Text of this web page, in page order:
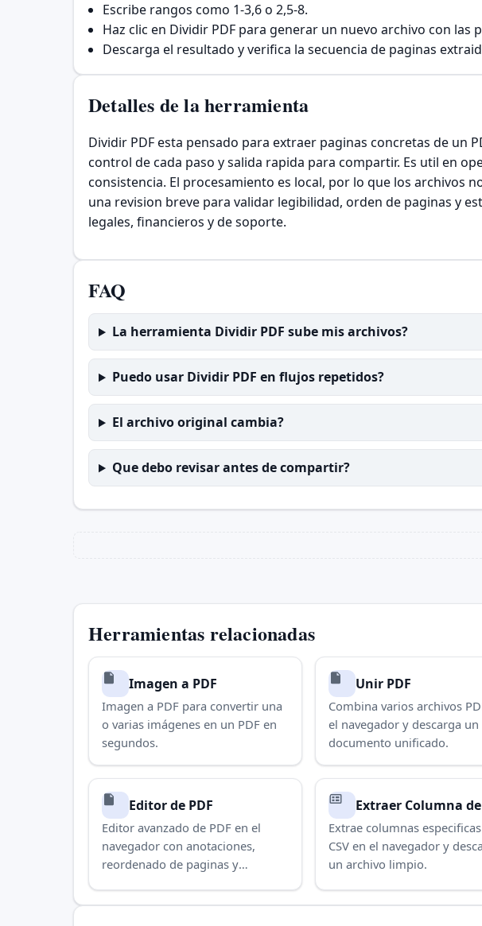
Escribe rangos como 1-3,6 o 2,5-8.
Haz clic en Dividir PDF para generar un nuevo archivo con las
Descarga el resultado y verifica la secuencia de paginas
Detalles de la herramienta
Dividir PDF esta pensado para extraer paginas concretas de un
control de cada paso y salida rapida para compartir. Es util en
consistencia. El procesamiento es local, por lo que los archivos
una revision breve para validar legibilidad, orden de paginas y
legales, financieros y de soporte.
FAQ
La herramienta Dividir PDF sube mis archivos?
Puedo usar Dividir PDF en flujos repetidos?
El archivo original cambia?
Que debo revisar antes de compartir?
Herramientas relacionadas
Imagen a PDF
Imagen a PDF para convertir una
o varias imágenes en un PDF en
segundos.
Unir PDF
Combina varios archivos
el navegador y descarga un
documento unificado.
Editor de PDF
Editor avanzado de PDF en el
navegador con anotaciones,
reordenado de paginas y
Extraer Columna de
Extrae columnas
CSV en el navegador y
un archivo limpio.